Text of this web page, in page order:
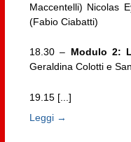
Maccentelli) Nicolas
(Fabio Ciabatti)
18.30 – Modulo 2:
Geraldina Colotti e
19.15 [...]
Leggi →